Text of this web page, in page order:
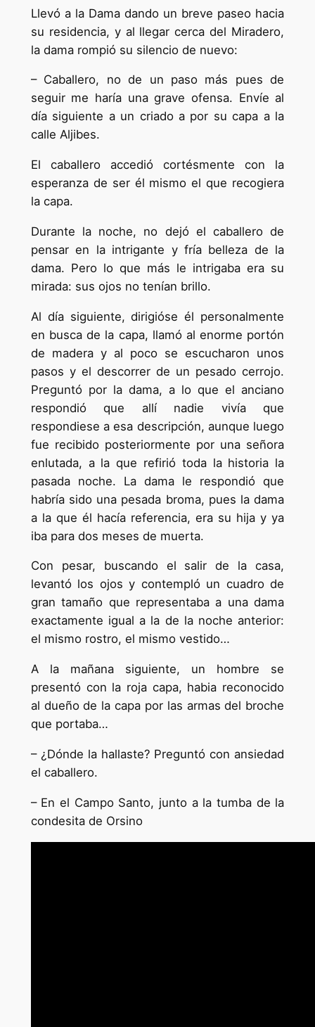
Llevó a la Dama dando un breve paseo hacia
su residencia, y al llegar cerca del Miradero,
la dama rompió su silencio de nuevo:
– Caballero, no de un paso más pues de
seguir me haría una grave ofensa. Envíe al
día siguiente a un criado a por su capa a la
calle Aljibes.
El caballero accedió cortésmente con la
esperanza de ser él mismo el que recogiera
la capa.
Durante la noche, no dejó el caballero de
pensar en la intrigante y fría belleza de la
dama. Pero lo que más le intrigaba era su
mirada: sus ojos no tenían brillo.
Al día siguiente, dirigióse él personalmente
en busca de la capa, llamó al enorme portón
de madera y al poco se escucharon unos
pasos y el descorrer de un pesado cerrojo.
Preguntó por la dama, a lo que el anciano
respondió que allí nadie vivía que
respondiese a esa descripción, aunque luego
fue recibido posteriormente por una señora
enlutada, a la que refirió toda la historia la
pasada noche. La dama le respondió que
habría sido una pesada broma, pues la dama
a la que él hacía referencia, era su hija y ya
iba para dos meses de muerta.
Con pesar, buscando el salir de la casa,
levantó los ojos y contempló un cuadro de
gran tamaño que representaba a una dama
exactamente igual a la de la noche anterior:
el mismo rostro, el mismo vestido…
A la mañana siguiente, un hombre se
presentó con la roja capa, habia reconocido
al dueño de la capa por las armas del broche
que portaba…
– ¿Dónde la hallaste? Preguntó con ansiedad
el caballero.
– En el Campo Santo, junto a la tumba de la
condesita de Orsino